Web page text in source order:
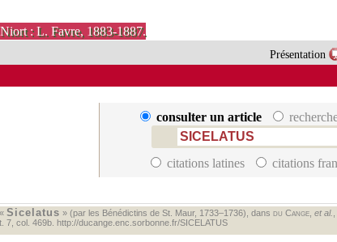
: L. Favre, 1883-1887.
Présentation
consulter un article
citations latines citations
« Sicelatus » (par les Bénédictins de St. Maur, 1733–1736), dans du Cange, et al.
t. 7, col. 469b. http://ducange.enc.sorbonne.fr/SICELATUS